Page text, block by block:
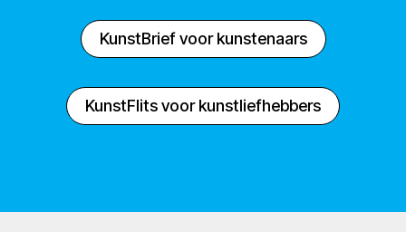
KunstBrief voor kunstenaars
KunstFlits voor kunstliefhebbers